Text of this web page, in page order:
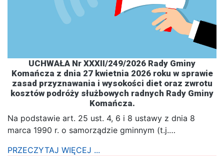
UCHWAŁA Nr XXXII/249/2026 Rady Gminy
Komańcza z dnia 27 kwietnia 2026 roku w sprawie
zasad przyznawania i wysokości diet oraz zwrotu
kosztów podróży służbowych radnych Rady Gminy
Komańcza.
Na podstawie art. 25 ust. 4, 6 i 8 ustawy z dnia 8
marca 1990 r. o samorządzie gminnym (t.j.…
PRZECZYTAJ WIĘCEJ ...